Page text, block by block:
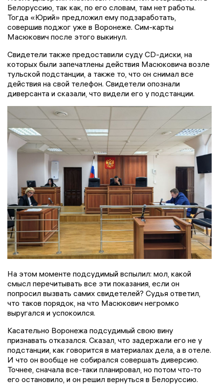
Белоруссию, так как, по его словам, там нет работы.
Тогда «Юрий» предложил ему подзаработать,
совершив поджог уже в Воронеже. Сим-карты
Масюкович после этого выкинул.
Свидетели также предоставили суду CD-диски, на
которых были запечатлены действия Масюковича возле
тульской подстанции, а также то, что он снимал все
действия на свой телефон. Свидетели опознали
диверсанта и сказали, что видели его у подстанции.
На этом моменте подсудимый вспылил: мол, какой
смысл перечитывать все эти показания, если он
попросил вызвать самих свидетелей? Судья ответил,
что таков порядок, на что Масюкович негромко
выругался и успокоился.
Касательно Воронежа подсудимый свою вину
признавать отказался. Сказал, что задержали его не у
подстанции, как говорится в материалах дела, а в отеле.
И что он вообще не собирался совершать диверсию.
Точнее, сначала все-таки планировал, но потом что-то
его остановило, и он решил вернуться в Белоруссию.